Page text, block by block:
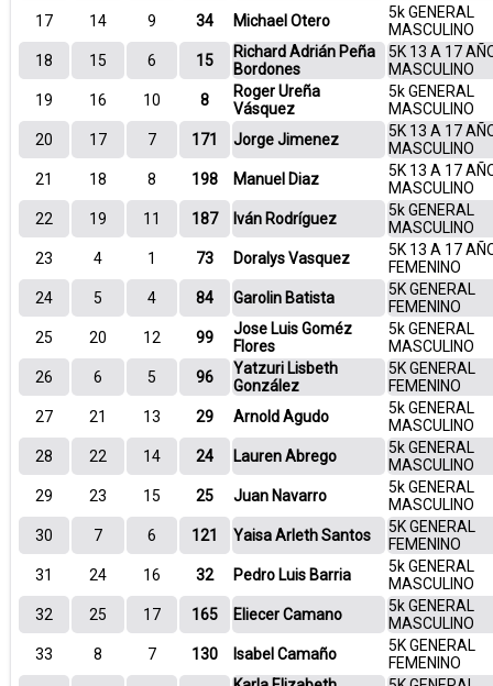
17
14 9 34 Michael Otero
5k GENERAL
MASCULINO
18
15 6 15
Richard Adrián Peña
Bordones
5K 13 A 17
MASCULINO
19
16 10 8
Roger Ureña
Vásquez
5k GENERAL
MASCULINO
20
17 7 171 Jorge Jimenez
5K 13 A 17
MASCULINO
21
18 8 198 Manuel Diaz
5K 13 A 17
MASCULINO
22
19 11 187 Iván Rodríguez
5k GENERAL
MASCULINO
23
4 1 73 Doralys Vasquez
5K 13 A 17
FEMENINO
24
5 4 84 Garolin Batista
5K GENERAL
FEMENINO
25
20 12 99
Jose Luis Goméz
Flores
5k GENERAL
MASCULINO
26
6 5 96
Yatzuri Lisbeth
González
5K GENERAL
FEMENINO
27
21 13 29 Arnold Agudo
5k GENERAL
MASCULINO
28
22 14 24 Lauren Abrego
5k GENERAL
MASCULINO
29
23 15 25 Juan Navarro
5k GENERAL
MASCULINO
30
7 6 121 Yaisa Arleth Santos
5K GENERAL
FEMENINO
31
24 16 32 Pedro Luis Barria
5k GENERAL
MASCULINO
32
25 17 165 Eliecer Camano
5k GENERAL
MASCULINO
33
8 7 130 Isabel Camaño
5K GENERAL
FEMENINO